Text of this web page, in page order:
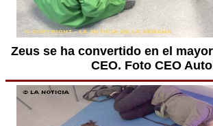
Zeus se ha convertido en el
CEO. Foto CEO Autol